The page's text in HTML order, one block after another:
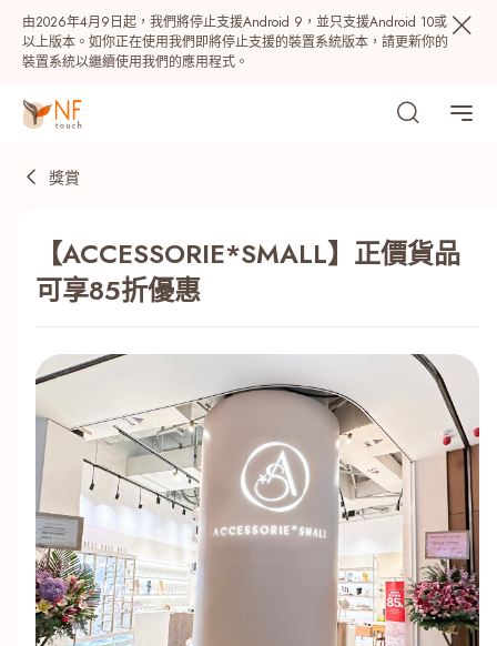
由2026年4月9日起，我們將停止支援Android 9，並只支援Android 10或
以上版本。如你正在使用我們即將停止支援的裝置系統版本，請更新你的
裝置系統以繼續使用我們的應用程式。
NF Points AIRSIDE 獎賞
最近搜尋紀錄
獎賞
【ACCESSORIE*SMALL】正價貨品
可享85折優惠